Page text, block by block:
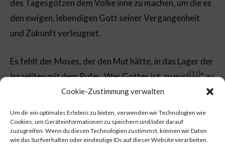
Cookie-Zustimmung verwalten
Um dir ein optimales Erlebnis zu bieten, verwenden wir Technologien wie
Cookies, um Geräteinformationen zu speichern und/oder darauf
zuzugreifen. Wenn du diesen Technologien zustimmst, können wir Daten
wie das Surfverhalten oder eindeutige IDs auf dieser Website verarbeiten.
des Tagesgötzen dem Volke inne zu machen, um die es
den ewigen, lebendigen Gott seiner Vergangenheit
und Zukunft verleugnet.
Es fehlt der Moses, der den Mut hätte, in das Lager der
Israeliten mit dem Rufe: „Wer Gottes ist, zu mir![11]“ zu
treten, und fände sich der Moses, so fehlt der
um einen solchen Moses sich zu scharen, „Vater und
Mutter nicht zu sehen, Brüder und Söhne nicht zu